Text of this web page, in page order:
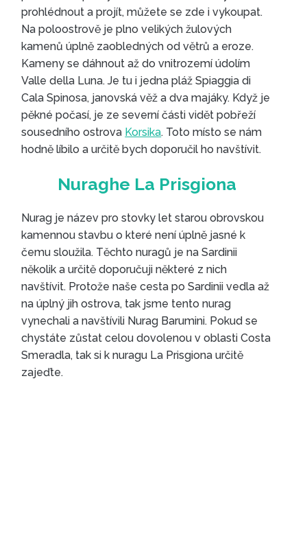
Capo Testa
prohlédnout a projít, můžete se zde i vykoupat.
Na poloostrově je plno velikých žulových
kamenů úplně zaobledných od větrů a eroze.
Kameny se dáhnout až do vnitrozemí údolím
Valle della Luna. Je tu i jedna pláž Spiaggia di
Cala Spinosa, janovská věž a dva majáky. Když je
pěkné počasí, je ze severní části vidět pobřeží
sousedního ostrova Korsika. Toto místo se nám
hodně líbilo a určitě bych doporučil ho navštívit.
Nurag je název pro stovky let starou obrovskou
kamennou stavbu o které není úplně jasné k
čemu sloužila. Těchto nuragů je na Sardinii
několik a určitě doporučuji některé z nich
navštívit. Protože naše cesta po Sardinii vedla až
na úplný jih ostrova, tak jsme tento nurag
vynechali a navštívili Nurag Barumini. Pokud se
chystáte zůstat celou dovolenou v oblasti Costa
Smeradla, tak si k nuragu La Prisgiona určitě
zajeďte.